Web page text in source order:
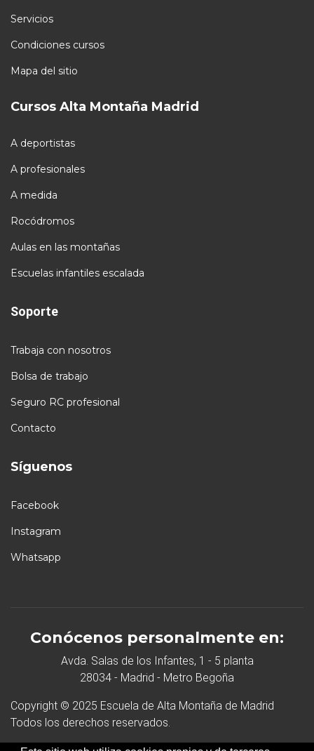
Servicios
Condiciones cursos
Mapa del sitio
Cursos Alta Montaña Madrid
A deportistas
A profesionales
A medida
Rocódromos
Aulas en las montañas
Escuelas infantiles escalada
Soporte
Trabaja con nosotros
Bolsa de trabajo
Seguro RC profesional
Contacto
Síguenos
Facebook
Instagram
Whatsapp
Conócenos personalmente en:
Avda. Salas de los Infantes, 1 - 5 planta
28034 - Madrid - Metro Begoña
Copyright © 2025 Escuela de Alta Montaña de Madrid
Todos los derechos reservados.